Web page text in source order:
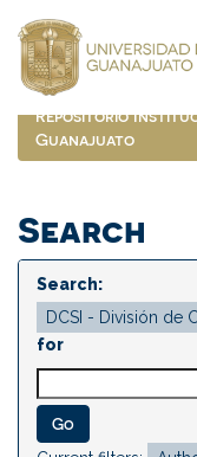
navigation
Repositorio
Guanajuato
Search
Search:
for